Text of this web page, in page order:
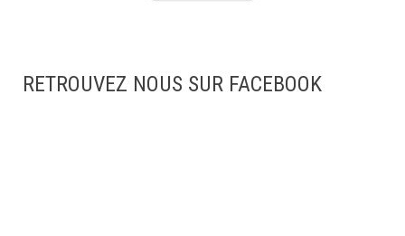
RETROUVEZ NOUS SUR FACEBOOK